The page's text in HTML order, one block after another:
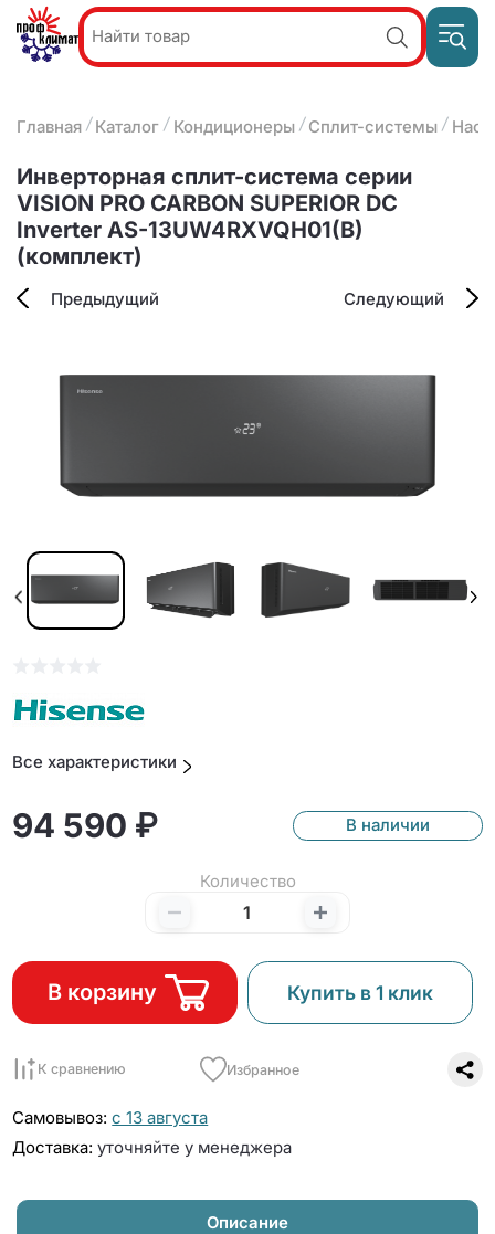
Акции и
О компании
Наши услуги
Оплата и доставка
Контакты
8
25-
93-63
Главная Каталог Кондиционеры Сплит-системы
Инверторная сплит-система серии
VISION PRO CARBON SUPERIOR DC
Inverter AS-13UW4RXVQH01(B)
(комплект)
Предыдущий Следующий
Все характеристики
94 590 ₽ В наличии
Количество
В корзину Купить в 1 клик
К сравнению Избранное
Самовывоз: с 13 августа
Доставка: уточняйте у менеджера
Описание